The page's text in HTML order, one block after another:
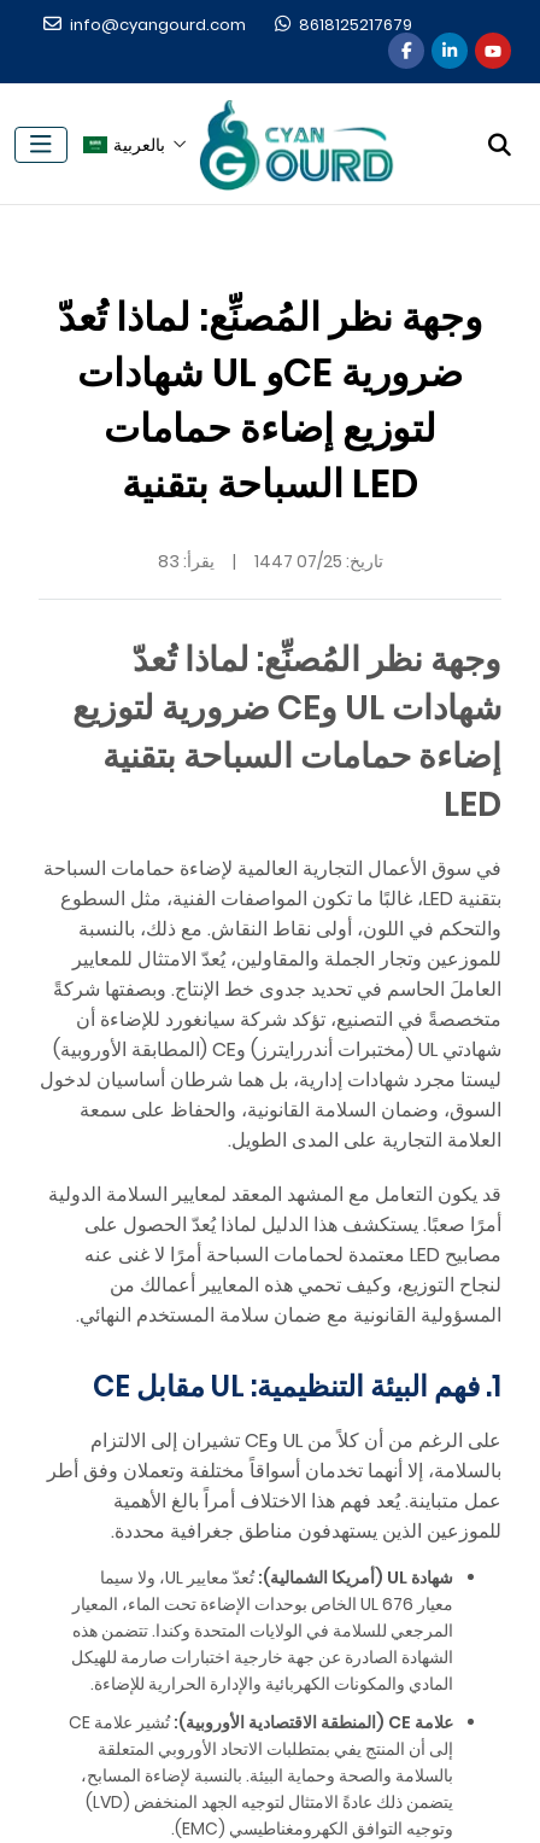
info@cyangourd.com 8618125217679
بالعربية
وجهة نظر المُصنِّع: لماذا تُعدّ
شهادات UL وCE ضرورية
لتوزيع إضاءة حمامات
السباحة بتقنية LED
تاريخ: 07/25 1447
| يقرأ: 83
وجهة نظر المُصنِّع: لماذا تُعدّ
شهادات UL وCE ضرورية لتوزيع
إضاءة حمامات السباحة بتقنية
LED
في سوق الأعمال التجارية العالمية لإضاءة حمامات السباحة
بتقنية LED، غالبًا ما تكون المواصفات الفنية، مثل السطوع
والتحكم في اللون، أولى نقاط النقاش. مع ذلك، بالنسبة
للموزعين وتجار الجملة والمقاولين، يُعدّ الامتثال للمعايير
العاملَ الحاسم في تحديد جدوى خط الإنتاج. وبصفتها شركةً
متخصصةً في التصنيع، تؤكد شركة سيانغورد للإضاءة أن
شهادتي UL (مختبرات أندررايترز) وCE (المطابقة الأوروبية)
ليستا مجرد شهادات إدارية، بل هما شرطان أساسيان لدخول
السوق، وضمان السلامة القانونية، والحفاظ على سمعة
العلامة التجارية على المدى الطويل.
قد يكون التعامل مع المشهد المعقد لمعايير السلامة الدولية
أمرًا صعبًا. يستكشف هذا الدليل لماذا يُعدّ الحصول على
مصابيح LED معتمدة لحمامات السباحة أمرًا لا غنى عنه
لنجاح التوزيع، وكيف تحمي هذه المعايير أعمالك من
المسؤولية القانونية مع ضمان سلامة المستخدم النهائي.
1. فهم البيئة التنظيمية: UL مقابل CE
على الرغم من أن كلاً من UL وCE تشيران إلى الالتزام
بالسلامة، إلا أنهما تخدمان أسواقاً مختلفة وتعملان وفق أطر
عمل متباينة. يُعد فهم هذا الاختلاف أمراً بالغ الأهمية
للموزعين الذين يستهدفون مناطق جغرافية محددة.
شهادة UL (أمريكا الشمالية):
تُعدّ معايير UL، ولا سيما
معيار UL 676 الخاص بوحدات الإضاءة تحت الماء، المعيار
المرجعي للسلامة في الولايات المتحدة وكندا. تتضمن هذه
الشهادة الصادرة عن جهة خارجية اختبارات صارمة للهيكل
المادي والمكونات الكهربائية والإدارة الحرارية للإضاءة.
علامة CE (المنطقة الاقتصادية الأوروبية):
تُشير علامة CE
إلى أن المنتج يفي بمتطلبات الاتحاد الأوروبي المتعلقة
بالسلامة والصحة وحماية البيئة. بالنسبة لإضاءة المسابح،
يتضمن ذلك عادةً الامتثال لتوجيه الجهد المنخفض (LVD)
وتوجيه التوافق الكهرومغناطيسي (EMC).